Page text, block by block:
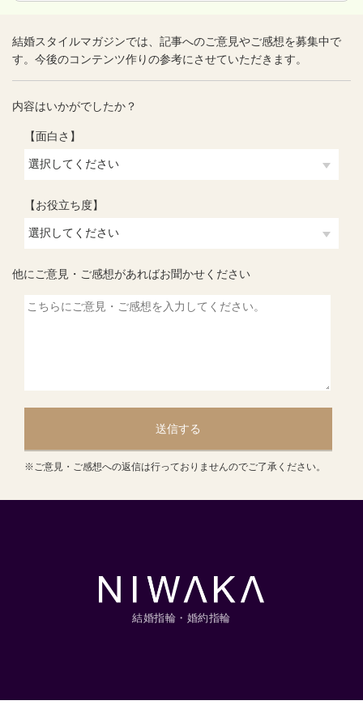
結婚スタイルマガジンでは、記事へのご意見やご感想を募集中で
す。今後のコンテンツ作りの参考にさせていただきます。
内容はいかがでしたか？
【面白さ】
【お役立ち度】
他にご意見・ご感想があればお聞かせください
送信する
※ご意見・ご感想への返信は行っておりませんのでご了承ください。
結婚指輪・婚約指輪